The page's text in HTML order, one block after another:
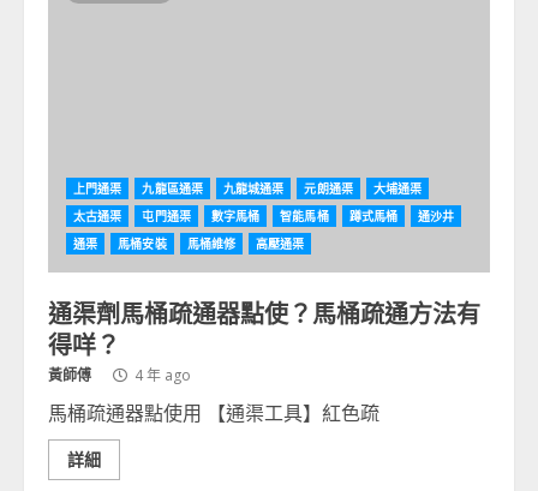
上門通渠 九龍區通渠 九龍城通渠 元朗通渠
大埔通渠
太古通渠
屯門通渠 數字馬桶 智能馬桶 蹲式馬桶
通沙井
通渠
馬桶安裝 馬桶維修 高壓通渠
通渠劑馬桶疏通器點使？馬桶疏通方法有
得咩？
黃師傅 4 年 ago
馬桶疏通器點使用 【通渠工具】紅色疏
詳細